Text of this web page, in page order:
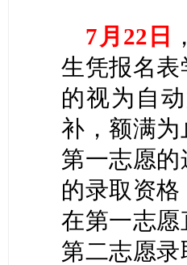
7月 22 日
生凭报名
的视为自
补，额满
第一志愿
的录取资
在第一志
第二志愿